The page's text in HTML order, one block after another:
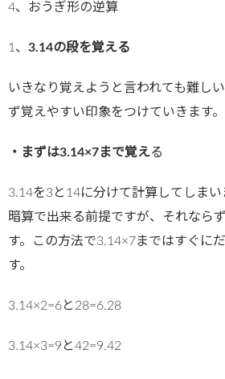
4、おうぎ形の逆算
1、 3.14の段を覚える
いきなり覚えようと言われても難し
ず覚えやすい印象をつけていきます。
・まずは3.14×7まで覚える
3.14を3と14に分けて計算してしま
暗算で出来る前提ですが、それなら
す。この方法で3.14×7まではすぐに
す。
3.14×2=6と28=6.28
3.14×3=9と42=9.42